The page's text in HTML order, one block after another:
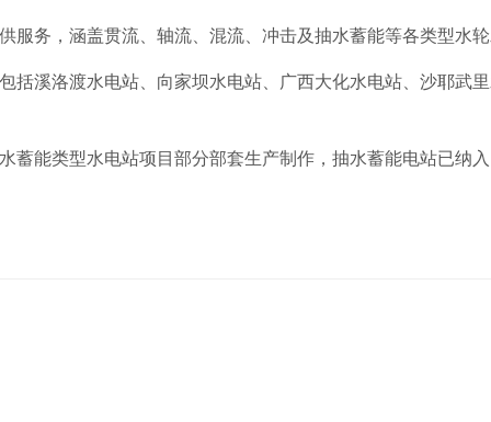
服务，涵盖贯流、轴流、混流、冲击及抽水蓄能等各类型水
括溪洛渡水电站、向家坝水电站、广西大化水电站、沙耶武
蓄能类型水电站项目部分部套生产制作，抽水蓄能电站已纳